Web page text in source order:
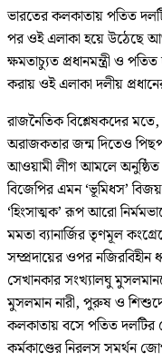
ভারতের কলকাতায় পতিত
পর ওই এলাকা হয়ে উঠেছে
ক্ষমতাচ্যুত প্রধানমন্ত্রী ও
করায় ওই এলাকা দলীয়
রাজনৈতিক বিশ্লেষকদের
অরাজকতার জন্ম দিতেও
আওয়ামী লীগ আমলে অনুষ্ঠিত
বিজেপির এমন ‘ভূমিধস’ বিজয়
‘হিংসাত্মক’ রূপ আরো
মমতা ব্যানার্জির তৃণমূল
সম্প্রদায়ের ওপর নজিরবিহীন
সেখানকার সংখ্যালঘু
মুসলমান নারী, পুরুষ ও
কলকাতায় বসে পতিত দলটির
কর্মকাণ্ডের নিরলস সমর্থন